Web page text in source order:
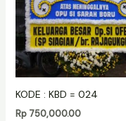
KODE : KBD = 024
Rp750,000.00